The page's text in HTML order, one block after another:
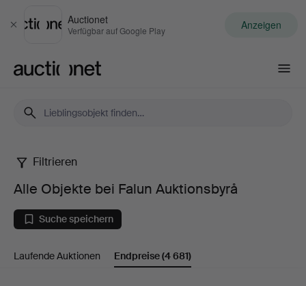
Schließen
Auctionet
Verfügbar auf Google Play Anzeigen
Alle
Objekte
bei
Falun
Filtrieren
Alle Objekte bei Falun Auktionsbyrå
Suche speichern
Laufende Auktionen Endpreise(4 681)